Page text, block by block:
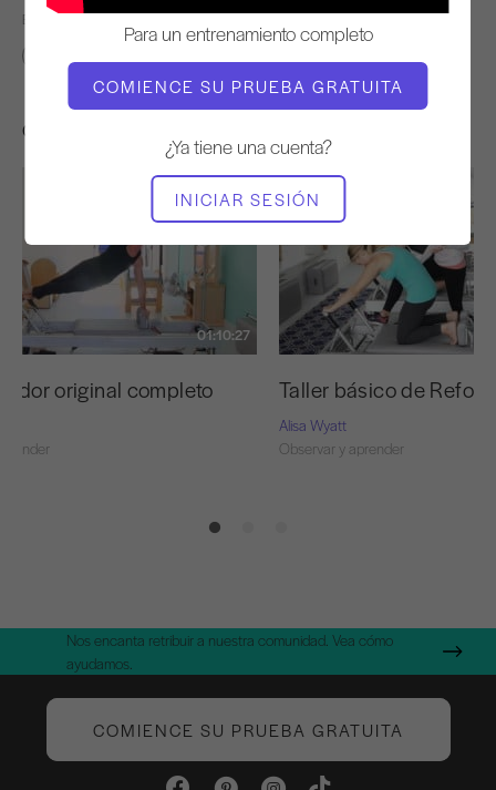
Para un entrenamiento completo
COMIENCE SU PRUEBA GRATUITA
¿Ya tiene una cuenta?
INICIAR SESIÓN
ENCONTRAR CLASES SIMILARES PARA
Otros entrenamientos que te pueden gustar
01:10:27
original completo Taller básico de
Alisa Wyatt
Observar y aprender
Nos encanta retribuir a nuestra comunidad. Vea cómo
ayudamos.
COMIENCE SU PRUEBA GRATUITA